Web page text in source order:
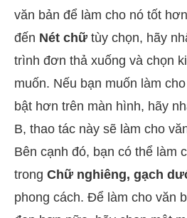
văn bản để làm cho nó tốt
đến Nét chữ tùy chọn, hãy
trình đơn thả xuống và chọn
muốn. Nếu bạn muốn làm
bật hơn trên màn hình, hãy
B, thao tác này sẽ làm cho
Bên cạnh đó, bạn có thể làm
trong Chữ nghiêng, gạch
phong cách. Để làm cho văn